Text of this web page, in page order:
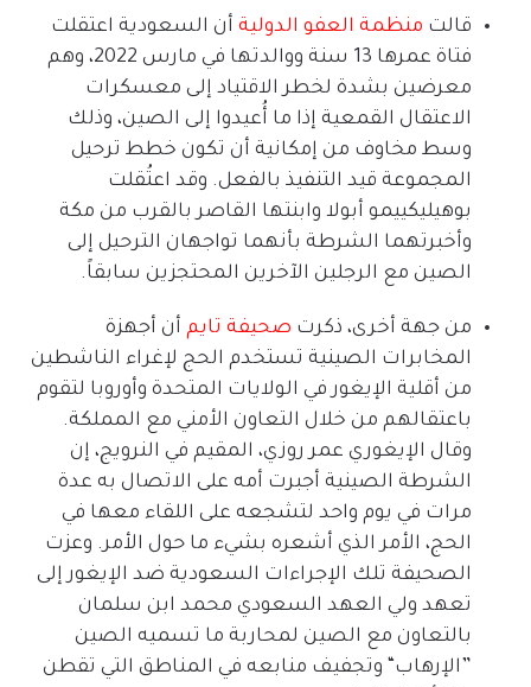
قالت منظمة العفو الدولية أن السعودية اعتقلت
فتاة عمرها
سنة ووالدتها في مارس
، وهم
معرضين بشدة لخطر الاقتياد إلى معسكرات
الاعتقال القمعية إذا ما أُعيدوا إلى الصين، وذلك
وسط مخاوف من إمكانية أن تكون خطط ترحيل
المجموعة قيد التنفيذ بالفعل. وقد اعتُقلت
بوهيليكييمو أبولا وابنتها القاصر بالقرب من مكة
وأخبرتهما الشرطة بأنهما تواجهان الترحيل إلى
الصين مع الرجلين الآخرين المحتجزين سابقاً.
من جهة أخرى، ذكرت صحيفة تايم أن أجهزة
المخابرات الصينية تستخدم الحج لإغراء الناشطين
من أقلية الإيغور في الولايات المتحدة وأوروبا لتقوم
باعتقالهم من خلال التعاون الأمني مع المملكة.
وقال الإيغوري عمر روزي، المقيم في النرويج، إن
الشرطة الصينية أجبرت أمه على الاتصال به عدة
مرات في يوم واحد لتشجعه على اللقاء معها في
الحج، الأمر الذي أشعره بشيء ما حول الأمر. وعزت
الصحيفة تلك الإجراءات السعودية ضد الإيغور إلى
تعهد ولي العهد السعودي محمد ابن سلمان
بالتعاون مع الصين لمحاربة ما تسميه الصين
” الإرهاب
وتجفيف منابعه في المناطق التي تقطن